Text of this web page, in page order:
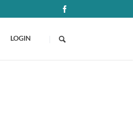
LOGIN